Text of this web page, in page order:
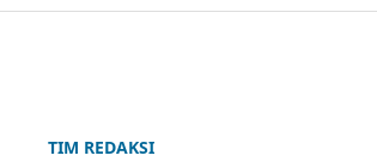
TIM REDAKSI